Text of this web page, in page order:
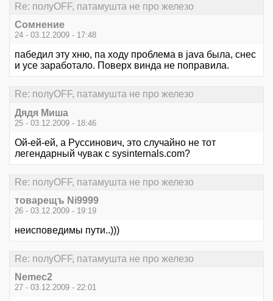
Re: полуOFF, патамушта не про железо
Сомнение
24 - 03.12.2009 - 17:48
пабедил эту хню, па ходу проблема в jаvа была, снес
и усе заработало. Поверх винда не поправила.
Re: полуOFF, патамушта не про железо
Дядя Миша
25 - 03.12.2009 - 18:46
Ой-ей-ей, а Руссинович, это случайно не тот
легендарный чувак с sysinternals.com?
Re: полуOFF, патамушта не про железо
товарещъ Ni9999
26 - 03.12.2009 - 19:19
неисповедимы пути..)))
Re: полуOFF, патамушта не про железо
Nemec2
27 - 03.12.2009 - 22:01